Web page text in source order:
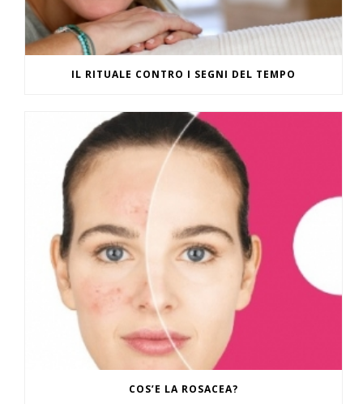
IL RITUALE CONTRO I SEGNI DEL TEMPO
COS’E LA ROSACEA?